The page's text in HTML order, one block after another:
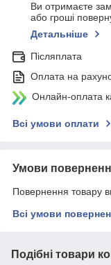
Ви отримаєте
або гроші
Детальніше
Післяплата
Оплата на
Онлайн-оплата
Всі умови оплати
Умови
Повернення товару
Всі умови
Подібні товари